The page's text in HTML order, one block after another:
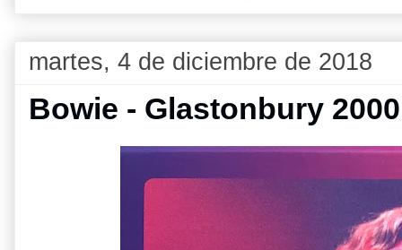
martes, 4 de diciembre de 2018
Bowie - Glastonbury 2000